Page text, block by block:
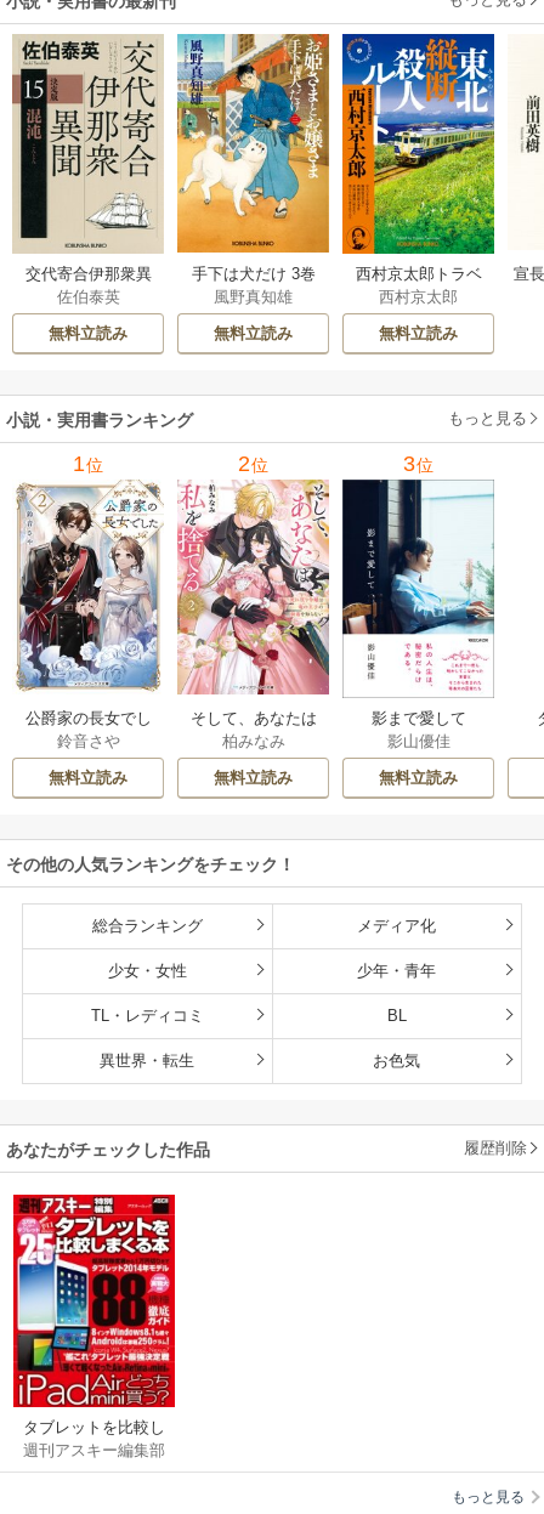
交代寄合伊那衆異
聞 15巻
佐伯泰英
無料立読み
手下は犬だけ 3巻
風野真知雄
無料立読み
西村京太郎トラベ
ルミステリー・セ
レクション 2巻
西村京太郎
無料立読み
宣
小説・実用書ランキング もっと見る
1位
公爵家の長女でし
た
鈴音さや
無料立読み
2位
そして、あなたは
私を捨てる
柏みなみ
無料立読み
3位
影まで愛して
影山優佳
無料立読み
その他の人気ランキングをチェック！
総合ランキング メディア化
少女・女性 少年・青年
TL・レディコミ BL
異世界・転生 お色気
あなたがチェックした作品 履歴削除
タブレットを比較し
まくる本
週刊アスキー編集部
もっと見る